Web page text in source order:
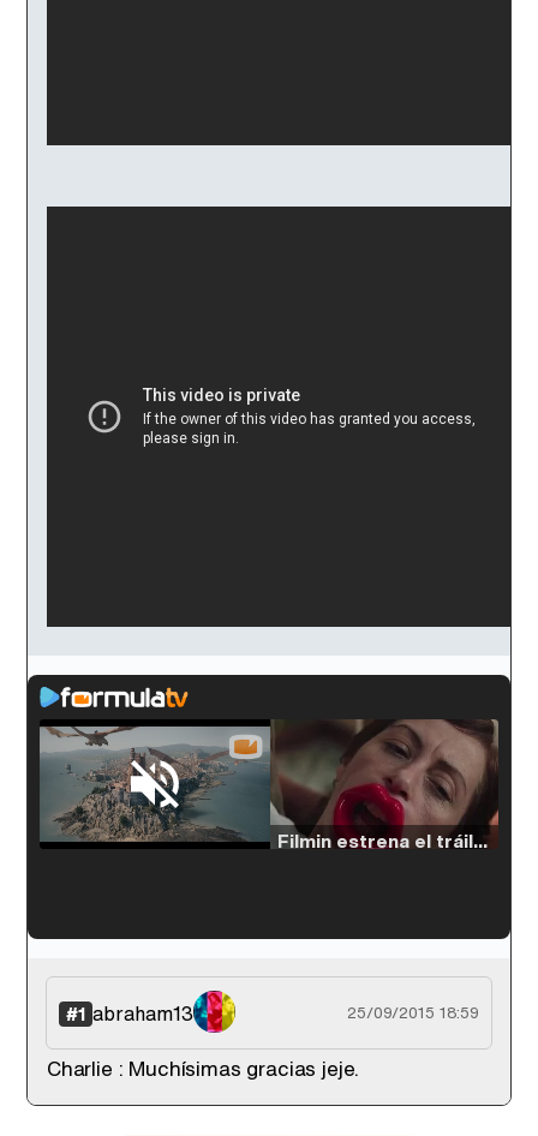
Unmute
Loaded:
54.63%
Filmin estrena el tráiler de 'Millennial Mal', su nueva comedia universitaria de la mano de Lorena Iglesias
'120 Minutos' celebra sus 2.000 programas en Telemadrid con un vídeo del día a día en la redacción
#1 abraham13 25/09/2015 18:59
Charlie : Muchísimas gracias jeje.